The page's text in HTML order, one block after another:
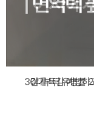
감기·독감 예방